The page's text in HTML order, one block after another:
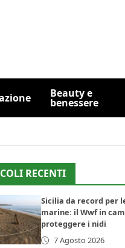
Beauty e
benessere
RECENTI
Sicilia da record per
marine: il Wwf in
proteggere i nidi
7 Agosto 2026